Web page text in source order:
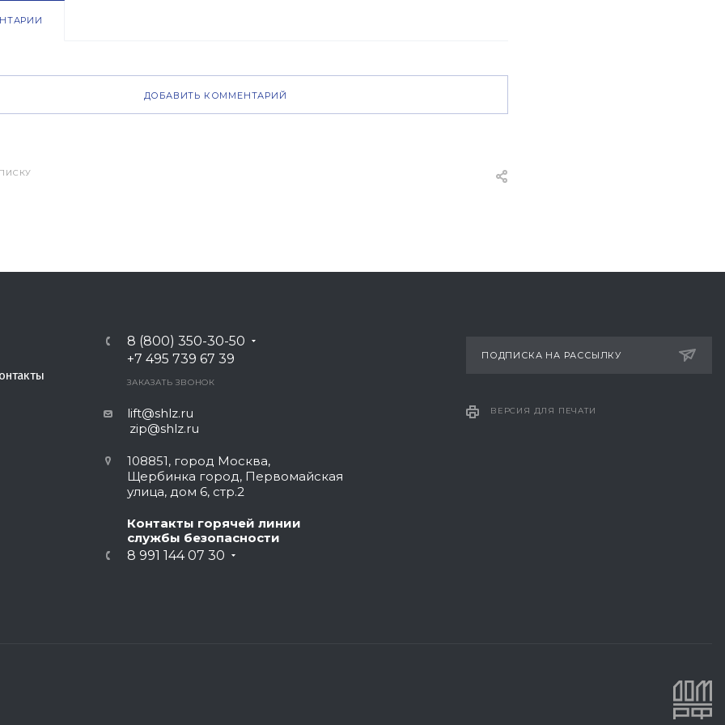
ДОБАВИТЬ КОММЕНТАРИЙ
8 (800) 350-30-50
+7 495 739 67 39
ЗАКАЗАТЬ ЗВОНОК
lift@shlz.ru
zip@shlz.ru
108851, город Москва,
Щербинка город, Первомайская
улица, дом 6, стр.2
Контакты горячей линии
службы безопасности
8 991 144 07 30
ПОДПИСКА НА РАССЫЛКУ
ВЕРСИЯ ДЛЯ ПЕЧАТИ